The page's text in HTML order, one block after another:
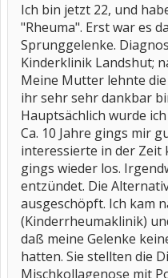
Ich bin jetzt 22, und
"Rheuma". Erst war es
Sprunggelenke.
Kinderklinik Landshut;
Meine Mutter lehnte
ihr sehr sehr dankbar
Hauptsächlich wurde
Ca. 10 Jahre gings mir
interessierte in der Zeit
gings wieder los.
entzündet. Die
ausgeschöpft. Ich kam
(Kinderrheumaklinik)
daß meine Gelenke
hatten. Sie stellten die
Mischkollagenose mit